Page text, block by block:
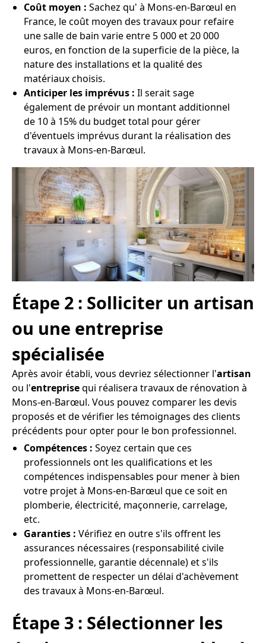
Coût moyen : Sachez qu' à Mons-en-Barœul en
France, le coût moyen des travaux pour refaire
une salle de bain varie entre 5 000 et 20 000
euros, en fonction de la superficie de la pièce, la
nature des installations et la qualité des
matériaux choisis.
Anticiper les imprévus : Il serait sage
également de prévoir un montant additionnel
de 10 à 15% du budget total pour gérer
d'éventuels imprévus durant la réalisation des
travaux à Mons-en-Barœul.
Étape 2 : Solliciter un artisan
ou une entreprise
spécialisée
Après avoir établi, vous devriez sélectionner l'artisan
ou l'entreprisequi réalisera travaux de rénovation à
Mons-en-Barœul. Vous pouvez comparer les devis
proposés et de vérifier les témoignages des clients
précédents pour opter pour le bon professionnel.
Compétences : Soyez certain que ces
professionnels ont les qualifications et les
compétences indispensables pour mener à bien
votre projet à Mons-en-Barœul que ce soit en
plomberie, électricité, maçonnerie, carrelage,
etc.
Garanties : Vérifiez en outre s'ils offrent les
assurances nécessaires (responsabilité civile
professionnelle, garantie décennale) et s'ils
promettent de respecter un délai d'achèvement
des travaux à Mons-en-Barœul.
Étape 3 : Sélectionner les